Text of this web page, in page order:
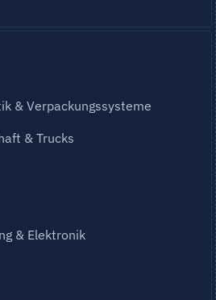
& Verpackungssysteme
& Trucks
& Elektronik